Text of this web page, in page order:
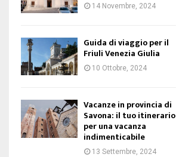
14 Novembre, 2024
Guida di viaggio per il
Friuli Venezia Giulia
10 Ottobre, 2024
Vacanze in provincia di
Savona: il tuo itinerario
per una vacanza
indimenticabile
13 Settembre, 2024